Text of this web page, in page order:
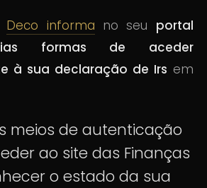
Deco informa no seu portal
formas de aceder
à sua declaração de Irs em
meios de autenticação
ao site das Finanças
o estado da sua